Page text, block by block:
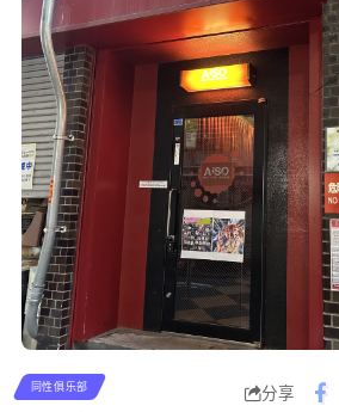
同性俱乐部 分享